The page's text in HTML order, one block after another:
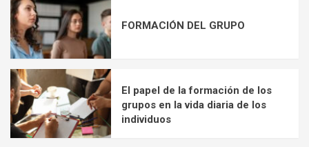
FORMACIÓN DEL GRUPO
El papel de la formación de los
grupos en la vida diaria de los
individuos